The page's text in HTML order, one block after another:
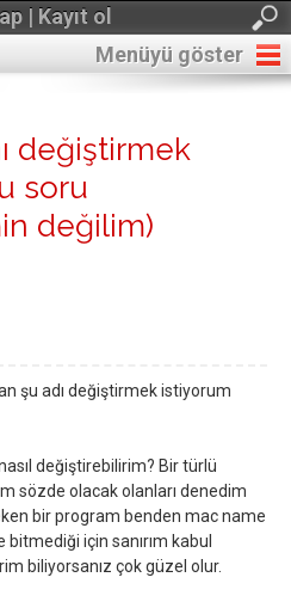
| Kayıt ol
Menüyü göster
değiştirmek
soru
değilim)
şu adı değiştirmek istiyorum
değiştirebilirim? Bir türlü
sözde olacak olanları denedim
bir program benden mac name
için sanırım kabul
biliyorsanız çok güzel olur.